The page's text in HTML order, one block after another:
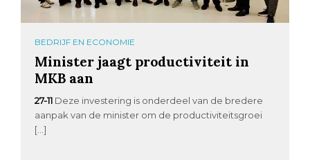
BEDRIJF EN ECONOMIE
Minister jaagt productiviteit in
MKB aan
27-11 Deze investering is onderdeel van de bredere
aanpak van de minister om de productiviteitsgroei
[…]